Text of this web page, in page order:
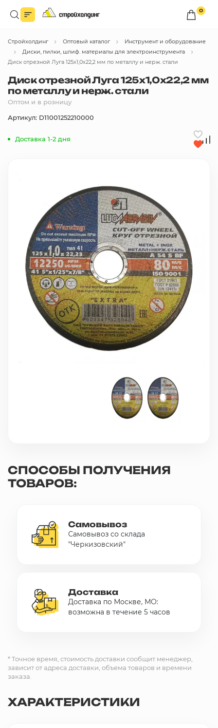
0
Войдите в личный кабинет
Вы сможете оформлять заказыпо оптовым ценам.
Каталог товаров
В корзину
10 000 ₽
Минимальный заказ
+7(495) 988-86-47
sales@stroyholding.ru
Max
Телеграм
Оплата
Все бренды
Стройхолдинг Оптовый каталог
Инструмент и оборудование
Диски, пилки, шлиф. материалы для электроинструмента
Диск отрезной Луга 125х1,0х22,2 мм по металлу и нерж. стали
Диск отрезной Луга 125х1,0х22,2 мм
по металлу и нерж. стали
Оптом и в розницу
Артикул: D11001252210000
Доставка 1-2 дня
СПОСОБЫ ПОЛУЧЕНИЯ
ТОВАРОВ:
Самовывоз
Самовывоз со склада
"Черкизовский"
Доставка
Доставка по Москве, МО:
возможна в течение 5 часов
* Точное время, стоимость доставки сообщит менеджер,
зависит от адреса доставки, объема товаров и времени
заказа.
ХАРАКТЕРИСТИКИ